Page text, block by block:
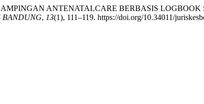
ANTENATALCARE BERBASIS
BANDUNG, 13(1), 111–119. https://doi.org/10.34011/